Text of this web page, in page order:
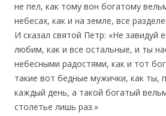
не пел, как тому вон богатому
небесах, как и на земле, все
И сказал святой Петр: «Не завидуй
любим, как и все остальные, и ты
небесными радостями, как и тот
такие вот бедные мужички, как ты,
каждый день, а такой богатый
столетье лишь раз.»